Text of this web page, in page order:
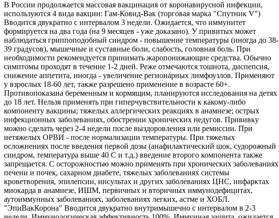
В России продолжается массовая вакцинация от коронавирусной инфекции,
используются 4 вида вакцин: Гам-Ковид-Вак (торговая марка "Спутник V")
Вводится двукратно с интервалом 3 недели. Ожидается, что иммунитет
формируется на два года (на 9 месяцев - уже доказано). У привитых может
наблюдаться гриппоподобный синдром - повышение температуры (иногда до 38-
39 градусов), мышечные и суставные боли, слабость, головная боль. При
необходимости рекомендуется принимать жаропонижающие средства. Обычно
симптомы проходят в течение 1-2 дней. Реже отмечаются тошнота, диспепсия,
снижение аппетита, иногда - увеличение регионарных лимфоузлов. Применяют
у взрослых 18-60 лет, также разрешено применение в возрасте 60+.
Противопоказана беременным и кормящим, планируются исследования на детях
до 18 лет. Нельзя применять при гиперчувствительности к какому-либо
компоненту вакцины; тяжелых аллергических реакциях в анамнезе; острых
инфекционных заболеваниях, обострении хронических недугов. Прививку
можно сделать через 2-4 недели после выздоровления или ремиссии. При
нетяжелых ОРВИ - после нормализации температуры. При тяжелых
осложнениях после введения первой дозы (анафилактический шок, судорожный
синдром, температура выше 40 С и т.д.) введение второго компонента также
запрещается. С осторожностью можно применять при хронических заболеваниях
печени и почек, сахарном диабете, тяжелых заболеваниях системы
кроветворения, эпилепсии, инсультах и других заболеваниях ЦНС, инфарктах
миокарда в анамнезе, ИШМ, первичных и вторичных иммунодефицитах,
аутоиммунных заболеваниях, заболеваниях легких, астме и ХОБЛ.
"ЭпиВакКорона" Вводится двукратно внутримышечно с интервалом в 2-3